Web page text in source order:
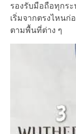
รองรับมือถือทุกระ
เริ่มจากตรงไหน
ตามพื้นที่ต่าง ๆ